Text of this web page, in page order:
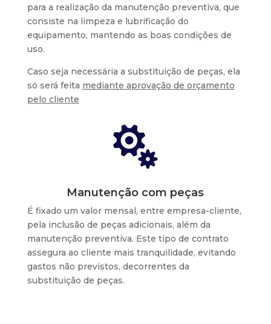
para a realização da manutenção preventiva, que
consiste na limpeza e lubrificação do
equipamento, mantendo as boas condições de
uso.
Caso seja necessária a substituição de peças, ela
só será feita mediante aprovação de orçamento
pelo cliente

Manutenção com peças
É fixado um valor mensal, entre empresa-cliente,
pela inclusão de peças adicionais, além da
manutenção preventiva. Este tipo de contrato
assegura ao cliente mais tranquilidade, evitando
gastos não previstos, decorrentes da
substituição de peças.